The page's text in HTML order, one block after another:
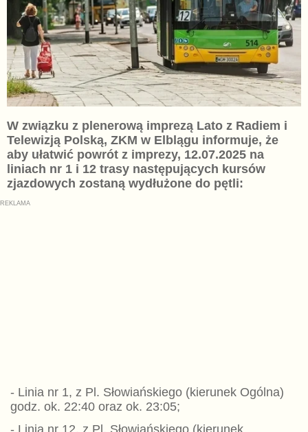
W związku z plenerową imprezą Lato z Radiem i
Telewizją Polską, ZKM w Elblągu informuje, że
aby ułatwić powrót z imprezy, 12.07.2025 na
liniach nr 1 i 12 trasy następujących kursów
zjazdowych zostaną wydłużone do pętli:
- Linia nr 1, z Pl. Słowiańskiego (kierunek Ogólna)
godz. ok. 22:40 oraz ok. 23:05;